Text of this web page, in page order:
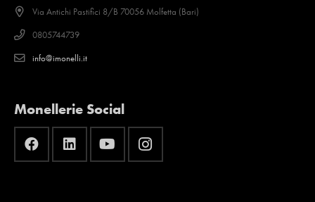
Via Antichi Pastifici 8/B 70056 Molfetta (Bari)
0805744739
info@imonelli.it
Monellerie Social